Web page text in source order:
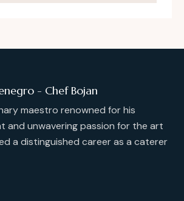
- Chef Bojan
maestro renowned for his
and unwavering passion for the art
a distinguished career as a caterer